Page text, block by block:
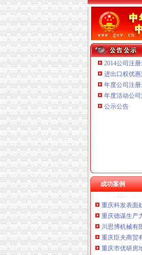
2014公司注
进出口权优惠
年度公司注
年度活动公
公示公告
成功案例
重庆臣夫商贸
重庆展优科技
重庆恺昶贸易
重庆同济汽车
重庆德谋生产
川思博机械有
重庆臣夫商贸
重庆市优研房
重庆饰知广告